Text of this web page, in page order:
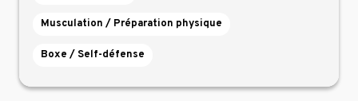
Musculation / Préparation physique
Boxe / Self-défense